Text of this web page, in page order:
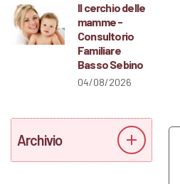
Il cerchio delle
mamme -
Consultorio
Familiare
Basso Sebino
04/08/2026
Archivio